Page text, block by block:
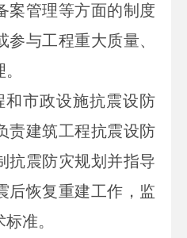
案管理等方面的制度
与工程重大质量、
和市政设施抗震设防
责建筑工程抗震设防
抗震防灾规划并指导
后恢复重建工作，监
准。